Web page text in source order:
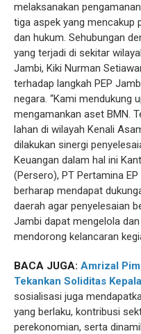
melaksanakan
tiga aspek yang mencakup
dan hukum. Sehubungan
yang terjadi di sekitar
Jambi, Kiki Nurman
terhadap langkah PEP
negara. “Kami mendukung
mengamankan aset BMN.
lahan di wilayah Kenali
dilakukan sinergi
Keuangan dalam hal ini
(Persero), PT Pertamina
berharap mendapat
daerah agar penyelesaian
Jambi dapat mengelola
mendorong kelancaran
BACA JUGA: Amrizal
Tekankan Soliditas
sosialisasi juga
yang berlaku, kontribusi
perekonomian, serta